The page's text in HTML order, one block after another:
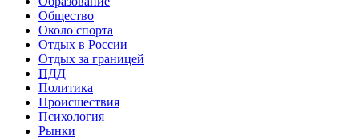
Общество
Около спорта
Отдых в России
Отдых за границей
ПДД
Политика
Происшествия
Психология
Рынки